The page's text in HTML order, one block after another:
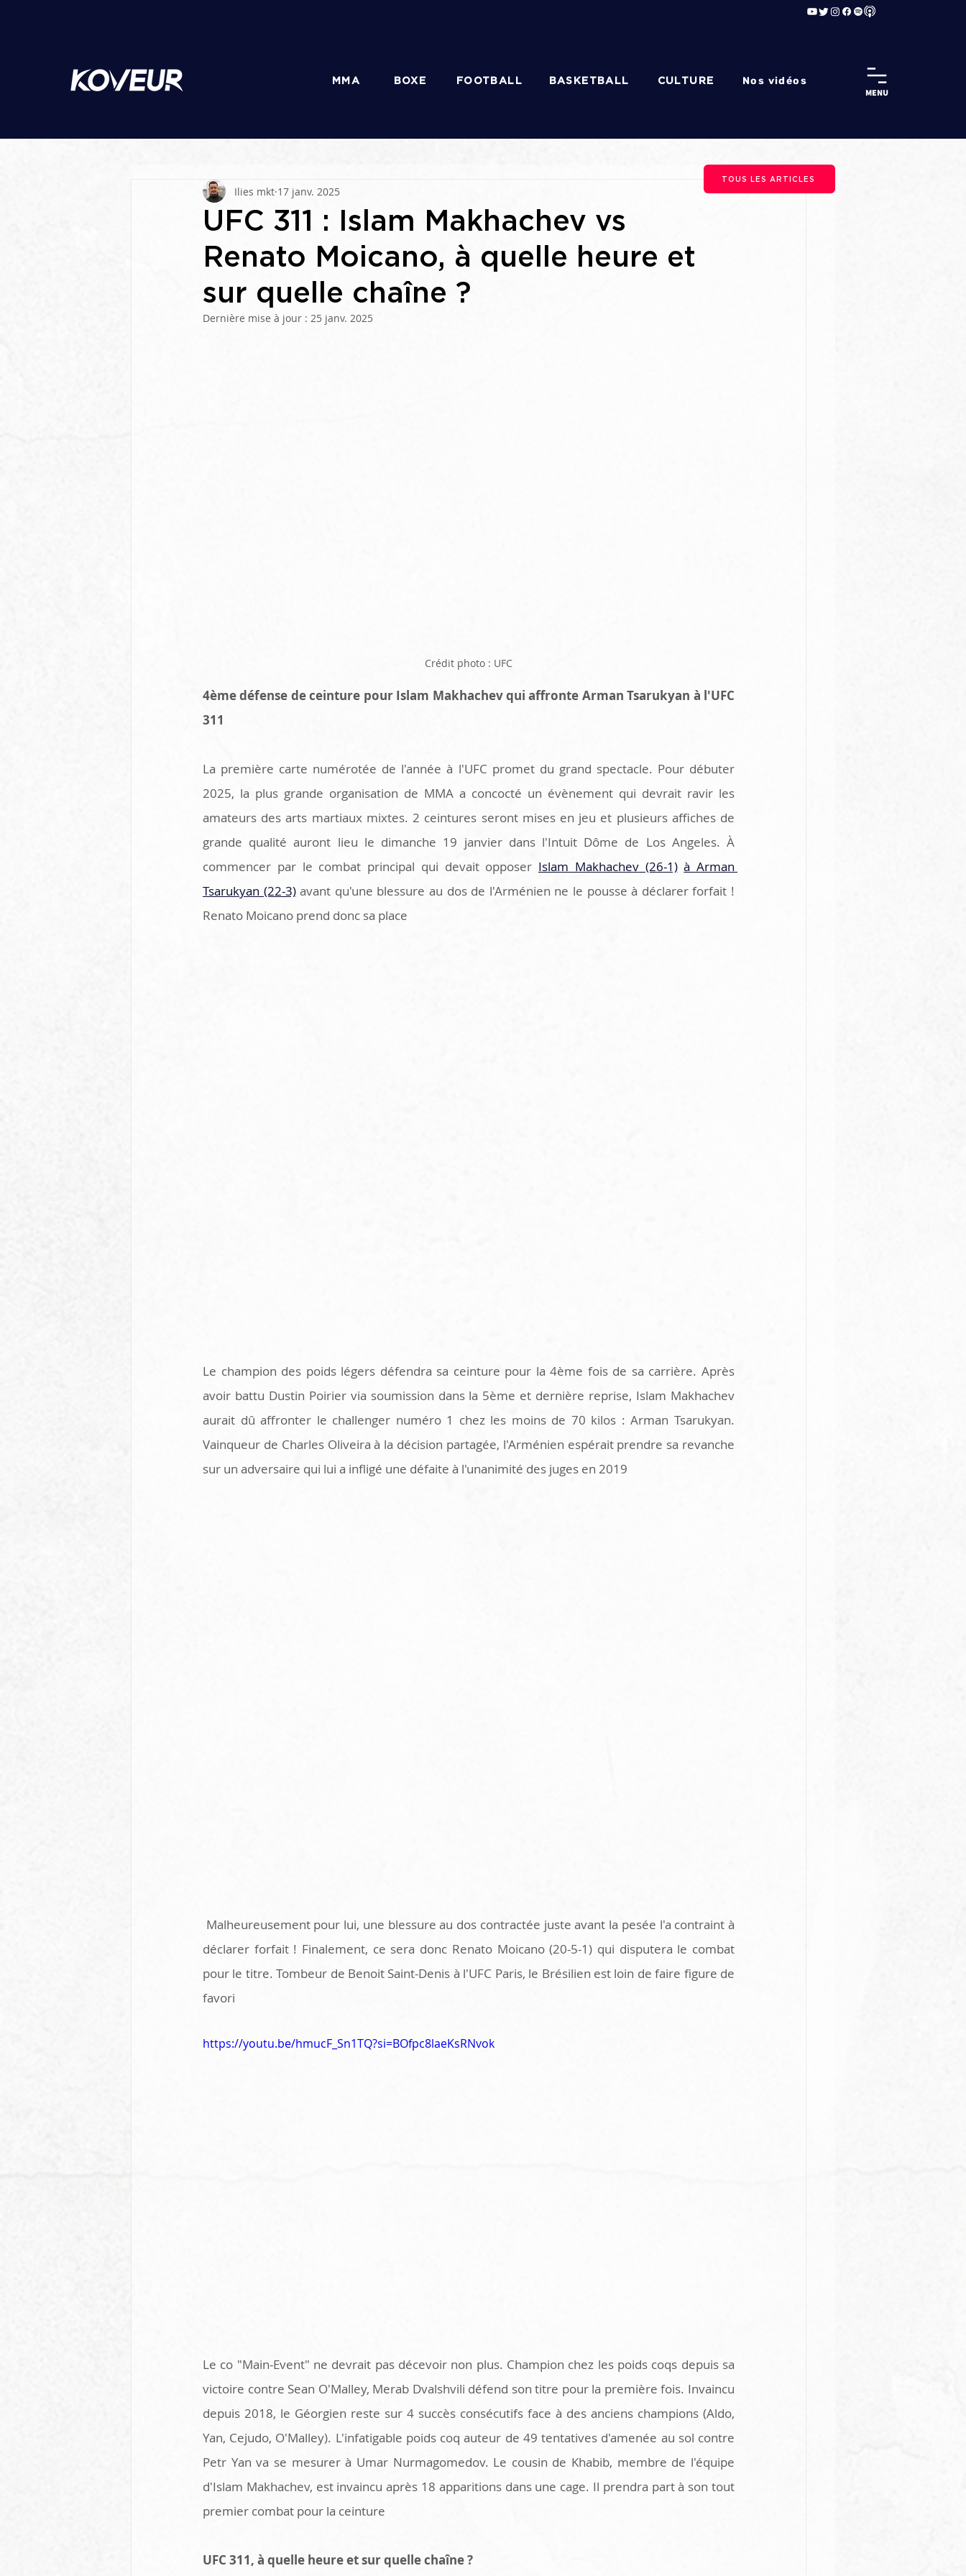
MMA BOXE FOOTBALL BASKETBALL CULTURE Nos vidéos
MENU
UFC 311 : Islam Makhachev vs
Renato Moicano, à quelle heure et
sur quelle chaîne ?
Ilies mkt 17 janv. 2025
Dernière mise à jour : 25 janv. 2025
Crédit photo : UFC
4ème défense de ceinture pour Islam Makhachev qui affronte Arman Tsarukyan à l'UFC
311
La première carte numérotée de l'année à l'UFC promet du grand spectacle. Pour débuter
2025, la plus grande organisation de MMA a concocté un évènement qui devrait ravir les
amateurs des arts martiaux mixtes. 2 ceintures seront mises en jeu et plusieurs affiches de
grande qualité auront lieu le dimanche 19 janvier dans l'Intuit Dôme de Los Angeles. À
commencer par le combat principal qui devait opposer Islam Makhachev (26-1) à Arman
Tsarukyan (22-3) avant qu'une blessure au dos de l'Arménien ne le pousse à déclarer forfait !
Renato Moicano prend donc sa place
Le champion des poids légers défendra sa ceinture pour la 4ème fois de sa carrière. Après
avoir battu Dustin Poirier via soumission dans la 5ème et dernière reprise, Islam Makhachev
aurait dû affronter le challenger numéro 1 chez les moins de 70 kilos : Arman Tsarukyan.
Vainqueur de Charles Oliveira à la décision partagée, l'Arménien espérait prendre sa revanche
sur un adversaire qui lui a infligé une défaite à l'unanimité des juges en 2019
déclarer forfait ! Finalement, ce sera donc Renato Moicano (20-5-1) qui disputera le combat
pour le titre. Tombeur de Benoit Saint-Denis à l'UFC Paris, le Brésilien est loin de faire figure de
favori
https://youtu.be/hmucF_Sn1TQ?si=BOfpc8laeKsRNvok
Le co "Main-Event" ne devrait pas décevoir non plus. Champion chez les poids coqs depuis sa
victoire contre Sean O'Malley, Merab Dvalshvili défend son titre pour la première fois. Invaincu
depuis 2018, le Géorgien reste sur 4 succès consécutifs face à des anciens champions (Aldo,
Yan, Cejudo, O'Malley). L'infatigable poids coq auteur de 49 tentatives d'amenée au sol contre
Petr Yan va se mesurer à Umar Nurmagomedov. Le cousin de Khabib, membre de l'équipe
d'Islam Makhachev, est invaincu après 18 apparitions dans une cage. Il prendra part à son tout
premier combat pour la ceinture
UFC 311, à quelle heure et sur quelle chaîne ?
TOUS LES ARTICLES